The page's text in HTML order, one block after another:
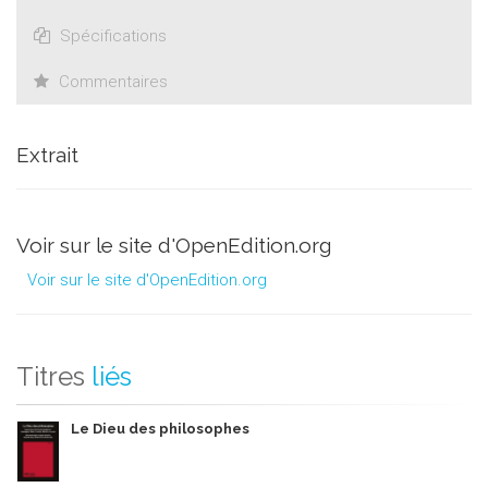
Spécifications
Commentaires
Extrait
Voir sur le site d'OpenEdition.org
Voir sur le site d'OpenEdition.org
Titres liés
Le Dieu des philosophes